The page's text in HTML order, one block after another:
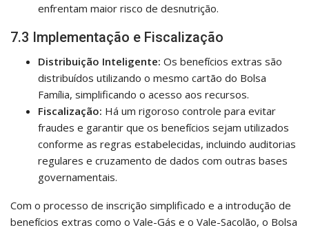
enfrentam maior risco de desnutrição.
7.3 Implementação e Fiscalização
Distribuição Inteligente: Os benefícios extras são
distribuídos utilizando o mesmo cartão do Bolsa
Família, simplificando o acesso aos recursos.
Fiscalização: Há um rigoroso controle para evitar
fraudes e garantir que os benefícios sejam utilizados
conforme as regras estabelecidas, incluindo auditorias
regulares e cruzamento de dados com outras bases
governamentais.
Com o processo de inscrição simplificado e a introdução de
benefícios extras como o Vale-Gás e o Vale-Sacolão, o Bolsa